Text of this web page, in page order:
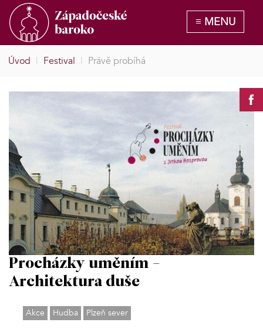
Úvod | Festival | Právě probíhá
Procházky uměním -
Architektura duše
Akce Hudba Plzeň sever